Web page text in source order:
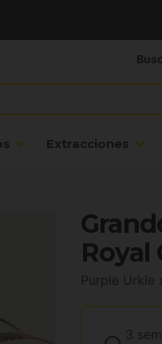
Extracciones
Royal
Purple Urkle
3